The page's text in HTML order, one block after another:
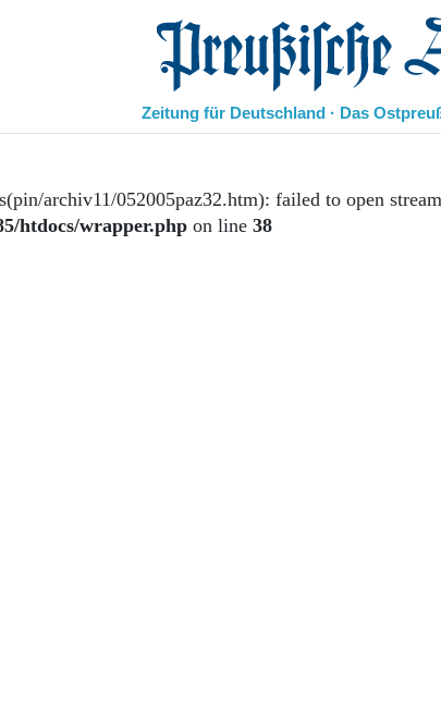
Preußische Allgemeine Zeitung
Zeitung für Deutschland · Das
Kultur
archiv11/052005paz32.htm): failed to open
htdocs/wrapper.php on line 38